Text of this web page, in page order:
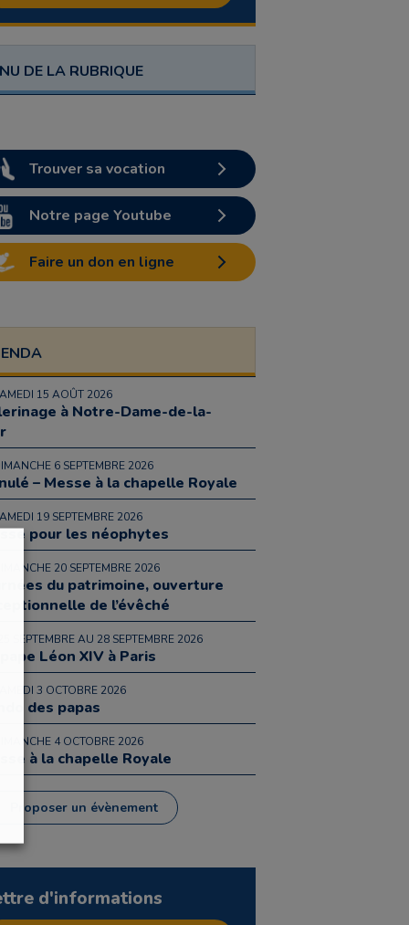
DE LA RUBRIQUE
Trouver sa vocation
Notre page Youtube
Faire un don en ligne
15 AOÛT 2026
à Notre-Dame-de-la-
6 SEPTEMBRE 2026
– Messe à la chapelle Royale
19 SEPTEMBRE 2026
pour les néophytes
20 SEPTEMBRE 2026
du patrimoine, ouverture
de l’évêché
25 SEPTEMBRE AU 28 SEPTEMBRE 2026
pape Léon XIV à Paris
3 OCTOBRE 2026
des papas
4 OCTOBRE 2026
à la chapelle Royale
Proposer un évènement
d'informations